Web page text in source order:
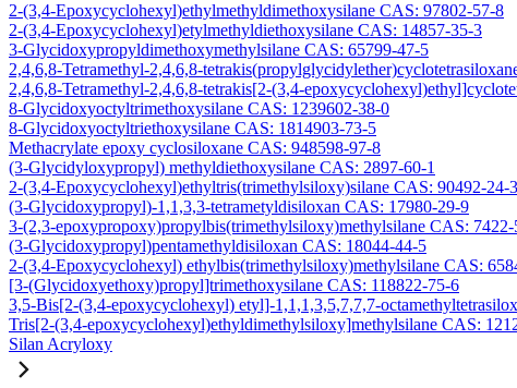
2-(3,4-Epoxycyclohexyl)ethylmethyldimethoxysilane CAS: 97802-57-8
2-(3,4-Epoxycyclohexyl)etylmethyldiethoxysilane CAS: 14857-35-3
3-Glycidoxypropyldimethoxymethylsilane CAS: 65799-47-5
2,4,6,8-Tetramethyl-2,4,6,8-
2,4,6,8-Tetramethyl-2,4,6,8-tetrakis[2-(3,4-
8-Glycidoxyoctyltrimethoxysilane CAS: 1239602-38-0
8-Glycidoxyoctyltriethoxysilane CAS: 1814903-73-5
Methacrylate epoxy cyclosiloxane CAS: 948598-97-8
(3-Glycidyloxypropyl) methyldiethoxysilane CAS: 2897-60-1
2-(3,4-Epoxycyclohexyl)ethyltris(trimethylsiloxy)silane CAS: 90492-24-3
(3-Glycidoxypropyl)-1,1,3,3-tetrametyldisiloxan CAS: 17980-29-9
3-(2,3-epoxypropoxy)propylbis(trimethylsiloxy)methylsilane CAS: 7422-
(3-Glycidoxypropyl)pentamethyldisiloxan CAS: 18044-44-5
2-(3,4-Epoxycyclohexyl) ethylbis(trimethylsiloxy)methylsilane CAS:
[3-(Glycidoxyethoxy)propyl]trimethoxysilane CAS: 118822-75-6
3,5-Bis[2-(3,4-epoxycyclohexyl) etyl]-1,1,1,3,5,7,7,7-
Tris[2-(3,4-epoxycyclohexyl)ethyldimethylsiloxy]methylsilane CAS:
Silan Acryloxy